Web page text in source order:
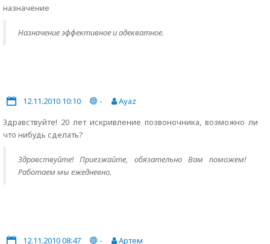
назначение
Назначение эффективное и адекватное.
12.11.2010 10:10 -
Ayaz
Здравствуйте! 20 лет искривление позвоночника, возможно ли
что нибудь сделать?
Здравствуйте! Приезжайте, обязательно Вам поможем!
Работаем мы ежедневно.
12.11.2010 08:47 - Артем